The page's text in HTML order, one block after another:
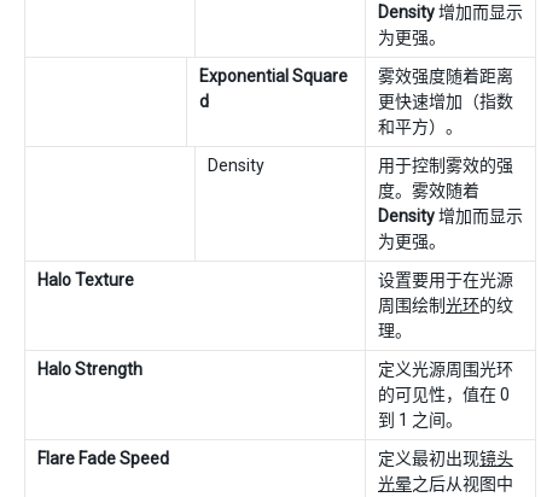
Density增加而显示
为更强。
Exponential Square
d
雾效强度随着距离
更快速增加（指数
和平方）。
Density
用于控制雾效的强
度。雾效随着
Density增加而显示
为更强。
Halo Texture
设置要用于在光源
周围绘制光环的纹
理。
Halo Strength
定义光源周围光环
的可见性，值在 0
到 1 之间。
Flare Fade Speed
定义最初出现镜头
光晕之后从视图中